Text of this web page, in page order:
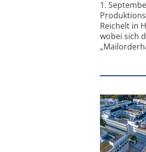
1.
Reichelt in
wobei sich